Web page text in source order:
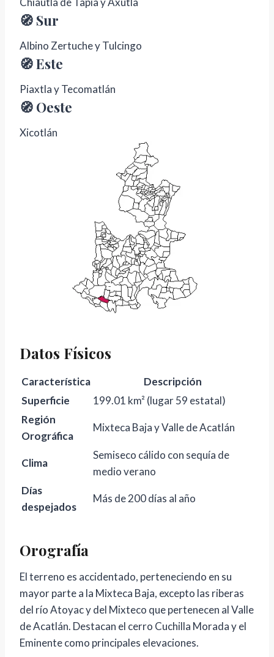
🧭 Sur
Albino Zertuche y Tulcingo
🧭 Este
Piaxtla y Tecomatlán
🧭 Oeste
Xicotlán
Datos Físicos
Característica
Descripción
Superficie
199.01 km² (lugar 59 estatal)
Región
Orográfica
Mixteca Baja y Valle de Acatlán
Clima
Semiseco cálido con sequía de
medio verano
Días
despejados
Más de 200 días al año
Orografía
El terreno es accidentado, perteneciendo en su
mayor parte a la Mixteca Baja, excepto las riberas
del río Atoyac y del Mixteco que pertenecen al Valle
de Acatlán. Destacan el cerro Cuchilla Morada y el
Eminente como principales elevaciones.